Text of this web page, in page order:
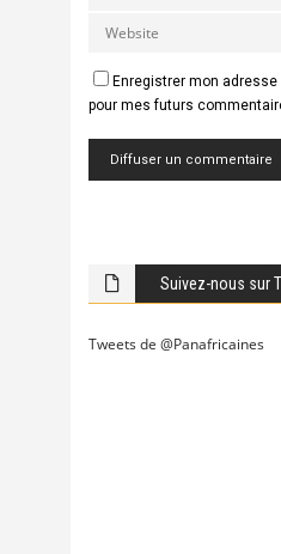
Enregistrer mon
pour mes futurs
Suivez-nous sur
Tweets de @Panafricaines